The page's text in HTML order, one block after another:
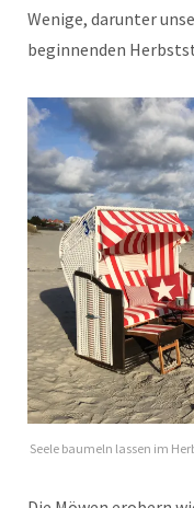
Wenige, darunter unser
beginnenden
Seele baumeln lassen im